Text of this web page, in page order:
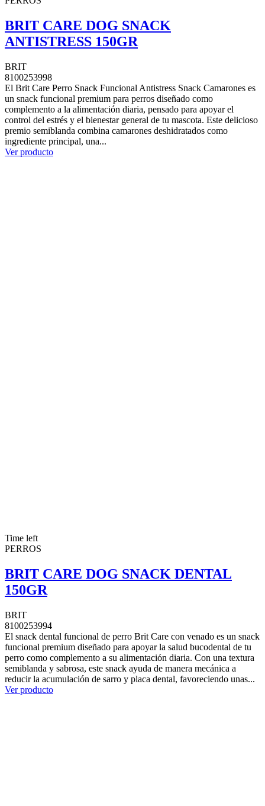
BRIT CARE DOG SNACK
ANTISTRESS 150GR
BRIT
8100253998
El Brit Care Perro Snack Funcional Antistress Snack Camarones es
un snack funcional premium para perros diseñado como
complemento a la alimentación diaria, pensado para apoyar el
control del estrés y el bienestar general de tu mascota. Este delicioso
premio semiblanda combina camarones deshidratados como
ingrediente principal, una...
Ver producto
Time left
PERROS
BRIT CARE DOG SNACK DENTAL
150GR
BRIT
8100253994
El snack dental funcional de perro Brit Care con venado es un snack
funcional premium diseñado para apoyar la salud bucodental de tu
perro como complemento a su alimentación diaria. Con una textura
semiblanda y sabrosa, este snack ayuda de manera mecánica a
reducir la acumulación de sarro y placa dental, favoreciendo unas...
Ver producto